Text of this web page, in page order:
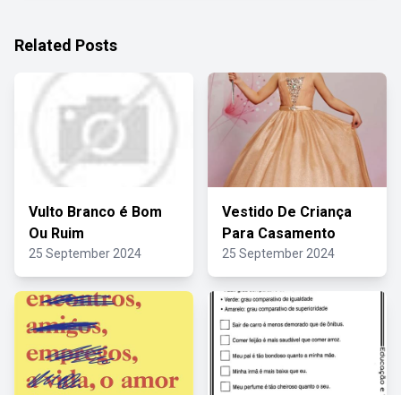
Related Posts
Vulto Branco é Bom
Ou Ruim
25 September 2024
Vestido De Criança
Para Casamento
25 September 2024